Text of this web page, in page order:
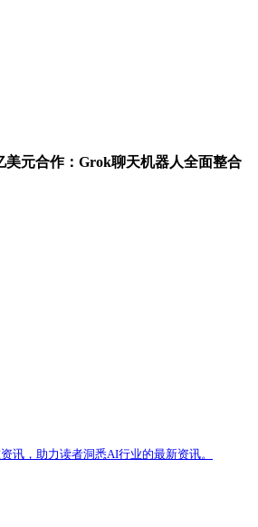
美元合作：Grok聊天机器人全面整合
讯，助力读者洞悉AI行业的最新资讯。